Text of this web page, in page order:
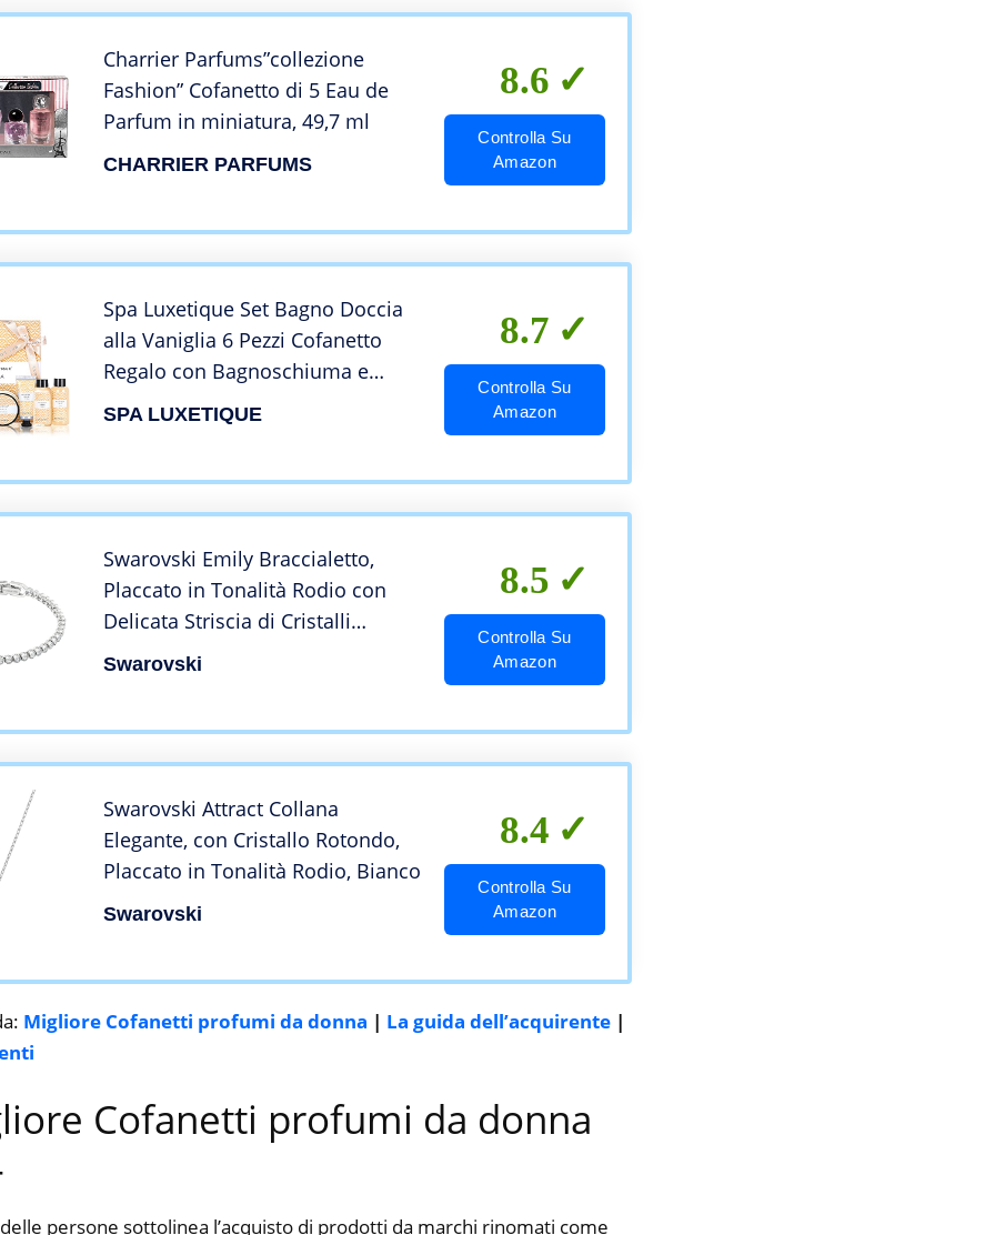
Charrier Parfums”collezione
Fashion” Cofanetto di 5 Eau de
Parfum in miniatura, 49,7 ml
CHARRIER PARFUMS
8.6
Controlla Su
Amazon
Spa Luxetique Set Bagno Doccia
alla Vaniglia 6 Pezzi Cofanetto
Regalo con Bagnoschiuma e
Confezione Regalo Donna per
Anniversario Compleanno e
SPA LUXETIQUE
8.7
Controlla Su
Amazon
Swarovski Emily Braccialetto,
Placcato in Tonalità Rodio con
Delicata Striscia di Cristalli
Montato a Castone, Taglia M,
Swarovski
8.5
Controlla Su
Amazon
Swarovski Attract Collana
Elegante, con Cristallo Rotondo,
Placcato in Tonalità Rodio, Bianco
Swarovski
8.4
Controlla Su
Amazon
Migliore Cofanetti profumi da donna | La guida dell’acquirente |
Cofanetti profumi da donna
persone sottolinea l’acquisto di prodotti da marchi rinomati come